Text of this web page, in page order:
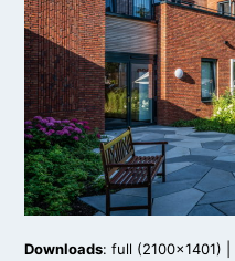
Downloads:full (2100x1401)